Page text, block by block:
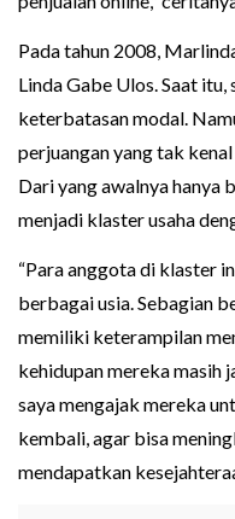
Pada tahun 2008,
Linda Gabe Ulos. Saat
keterbatasan modal.
perjuangan yang tak
Dari yang awalnya hanya
menjadi klaster usaha
“Para anggota di klaster
berbagai usia. Sebagian
memiliki keterampilan
kehidupan mereka masih
saya mengajak mereka
kembali, agar bisa
mendapatkan